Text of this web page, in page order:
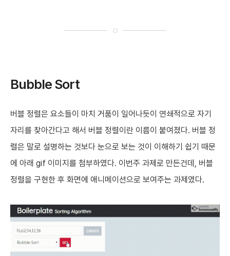
Bubble Sort
버블 정렬은 요소들이 마치 거품이 일어나듯이 연쇄적으로 자기
자리를 찾아간다고 해서 버블 정렬이란 이름이 붙여졌다. 버블 정
렬은 말로 설명하는 것보다 눈으로 보는 것이 이해하기 쉽기 때문
에 아래 gif 이미지를 첨부하였다. 이번주 과제로 만든건데, 버블
정렬을 구현한 후 화면에 애니메이션으로 보여주는 과제였다.